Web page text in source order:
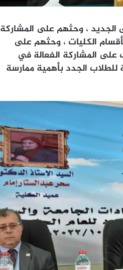
الجديد ، وحثهم على المشاركة
الكليات ، وحثهم على
على المشاركة الفعالة في
للطلاب الجدد بأهمية ممارسة